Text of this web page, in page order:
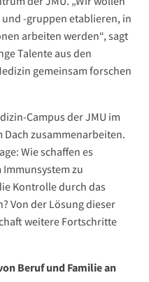
-gruppen etablieren, in
arbeiten werden“, sagt
Talente aus den
gemeinsam forschen
Campus der JMU im
zusammenarbeiten.
Wie schaffen es
zu
Kontrolle durch das
Von der Lösung dieser
weitere Fortschritte
Beruf und Familie an